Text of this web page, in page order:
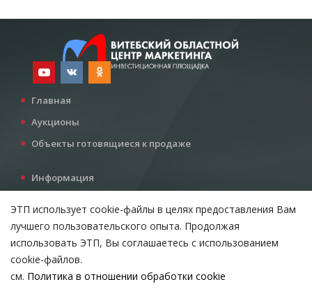
Главная
Аукционы
Объекты готовящиеся к продаже
Информация
Все для инвестора
Контакты
Возникли вопросы?
ЭТП использует cookie-файлы в целях предоставления Вам
лучшего пользовательского опыта. Продолжая
использовать ЭТП, Вы соглашаетесь с использованием
cookie-файлов.
см. Политика в отношении обработки cookie